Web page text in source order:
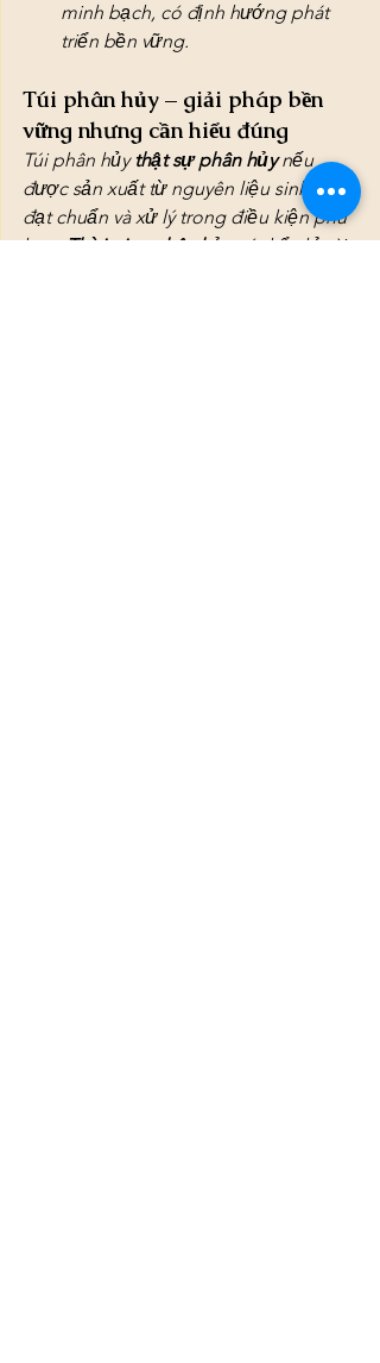
minh bạch, có định hướng phát
triển bền vững.
Túi phân hủy – giải pháp bền
vững nhưng cần hiểu đúng
Túi phân hủy thật sự phân hủy nếu
được sản xuất từ nguyên liệu sinh học
đạt chuẩn và xử lý trong điều kiện phù
hợp. Thời gian phân hủy có thể chỉ vài